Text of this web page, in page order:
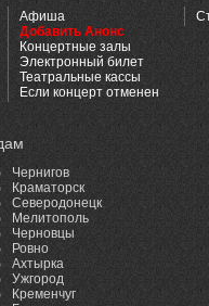
Афиша
Добавить Анонс
Концертные залы
Электронный билет
Театральные кассы
Если концерт отменен
Чернигов
Краматорск
Северодонецк
Мелитополь
Черновцы
Ровно
Ахтырка
Ужгород
Кременчуг